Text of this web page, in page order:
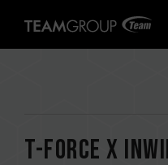
T-FORCE x